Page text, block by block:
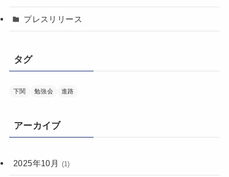
プレスリリース
タグ
下関 勉強会 進路
アーカイブ
2025年10月 (1)